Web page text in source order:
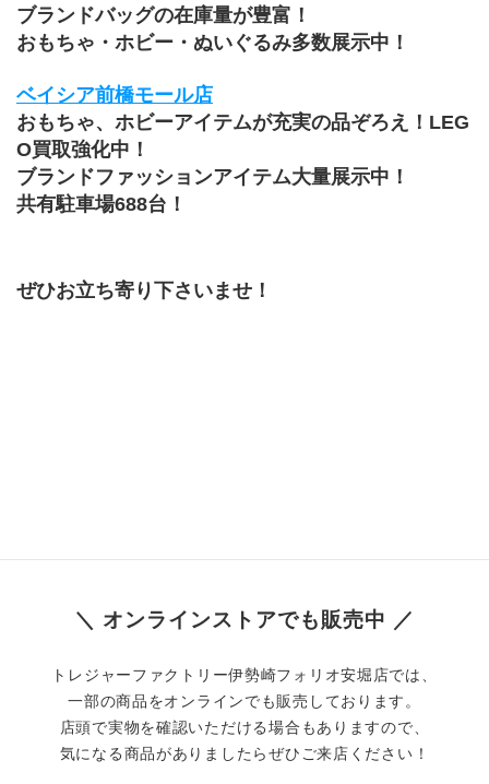
ブランドバッグの在庫量が豊富！
おもちゃ・ホビー・ぬいぐるみ多数展示中！
ベイシア前橋モール店
おもちゃ、ホビーアイテムが充実の品ぞろえ！LEG
O買取強化中！
ブランドファッションアイテム大量展示中！
共有駐車場688台！
ぜひお立ち寄り下さいませ！
＼ オンラインストアでも販売中 ／
トレジャーファクトリー伊勢崎フォリオ安堀店では、
一部の商品をオンラインでも販売しております。
店頭で実物を確認いただける場合もありますので、
気になる商品がありましたらぜひご来店ください！